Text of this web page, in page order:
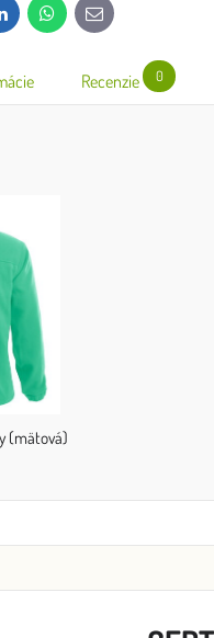
WhatsApp
E-
mail
Recenzie 0
(mätová)